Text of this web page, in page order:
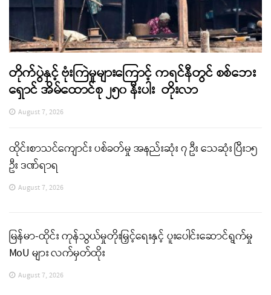
တိုက်ပွဲနှင့် ဗုံးကြဲမှုများကြောင့် ကရင်နီတွင် စစ်ဘေး
ရှောင် အိမ်ထောင်စု ၂၅၀ နီးပါး တိုးလာ
August 7, 2026
ထိုင်းစာသင်ကျောင်း ပစ်ခတ်မှု အနည်းဆုံး ၇ ဦး သေဆုံး ပြီး၁၅
ဦး ဒဏ်ရာရ
August 7, 2026
မြန်မာ-ထိုင်း ကုန်သွယ်မှုတိုးမြှင့်ရေးနှင့် ပူးပေါင်းဆောင်ရွက်မှု
MoU များ လက်မှတ်ထိုး
August 7, 2026